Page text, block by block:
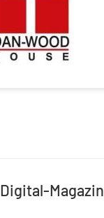
Digital-Magazin